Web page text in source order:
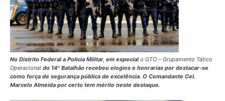
No Distrito Federal a Polícia Militar, em especial o GTO – Grupamento Tático
Operacional do 14º Batalhão recebeu elogios e honrarias por destacar-se
como força de segurança pública de excelência. O Comandante Cel.
Marcelo Almeida por certo tem mérito neste destaque.